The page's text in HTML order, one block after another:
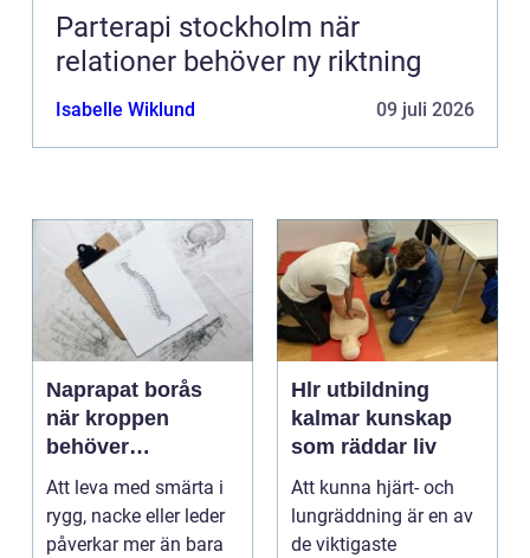
Parterapi stockholm när
relationer behöver ny riktning
Isabelle Wiklund 09 juli 2026
Naprapat borås
när kroppen
behöver
professionell
manuell
behandling
Att leva med smärta i
rygg, nacke eller leder
påverkar mer än bara
Hlr utbildning
kalmar kunskap
som räddar liv
Att kunna hjärt- och
lungräddning är en av
de viktigaste